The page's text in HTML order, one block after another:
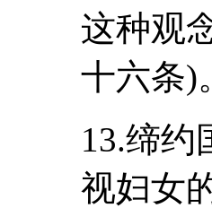
这种观
十六条)
13.缔约
视妇女